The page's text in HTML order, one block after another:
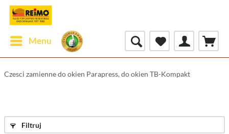
Menu
Czesci zamienne do okien Parapress, do okien TB-Kompakt
Filtruj